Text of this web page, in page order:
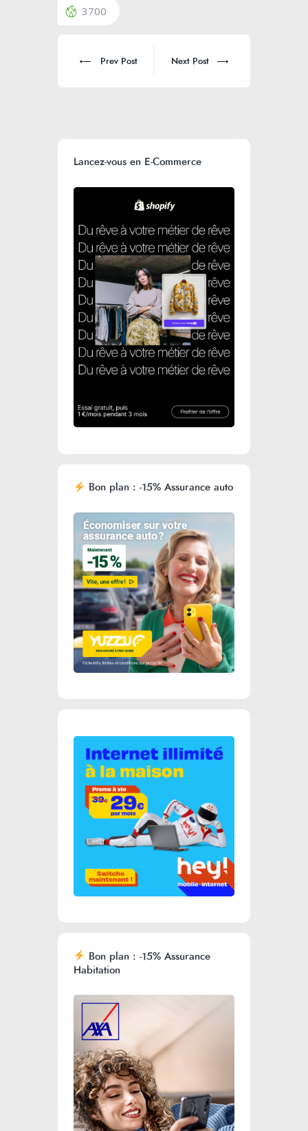
3700
Prev Post Next Post
Lancez-vous en E-Commerce
Bon plan : -15% Assurance auto
Bon plan : -15% Assurance
Habitation